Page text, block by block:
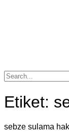
Etiket:
sebze sulama